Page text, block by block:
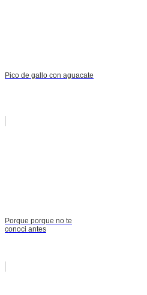
Pico de gallo con aguacate
Porque porque no te
conoci antes